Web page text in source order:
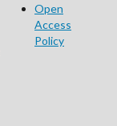
Open
Access
Policy